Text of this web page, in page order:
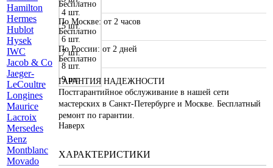
Hamilton
Hermes
Hublot
Hysek
IWC
Jacob & Co
Jaeger-
LeCoultre
Longines
Maurice
Lacroix
Mersedes
Benz
Montblanc
Movado
4 шт.
5 шт.
6 шт.
7 шт.
8 шт.
9 шт.
Бесплатно
По Москве: от 2 часов
Бесплатно
По России: от 2 дней
Бесплатно
ГАРАНТИЯ НАДЕЖНОСТИ
Постгарантийное обслуживание в нашей сети
мастерских в Санкт-Петербурге и Москве. Бесплатный
ремонт по гарантии.
Наверх
ХАРАКТЕРИСТИКИ